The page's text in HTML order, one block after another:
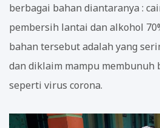
berbagai bahan diantaranya :
pembersih lantai dan alkohol
bahan tersebut adalah yang
dan diklaim mampu membunuh
seperti virus corona.